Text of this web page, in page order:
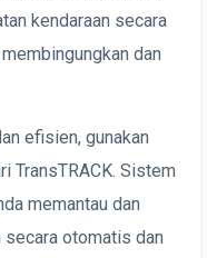
kendaraan secara
dan
efisien, gunakan
TransTRACK. Sistem
memantau dan
secara otomatis dan